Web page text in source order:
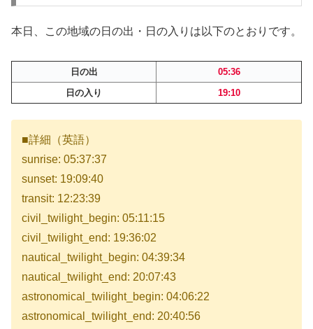
本日、この地域の日の出・日の入りは以下のとおりです。
日の出
05:36
日の入り
19:10
■詳細（英語）
sunrise: 05:37:37
sunset: 19:09:40
transit: 12:23:39
civil_twilight_begin: 05:11:15
civil_twilight_end: 19:36:02
nautical_twilight_begin: 04:39:34
nautical_twilight_end: 20:07:43
astronomical_twilight_begin: 04:06:22
astronomical_twilight_end: 20:40:56